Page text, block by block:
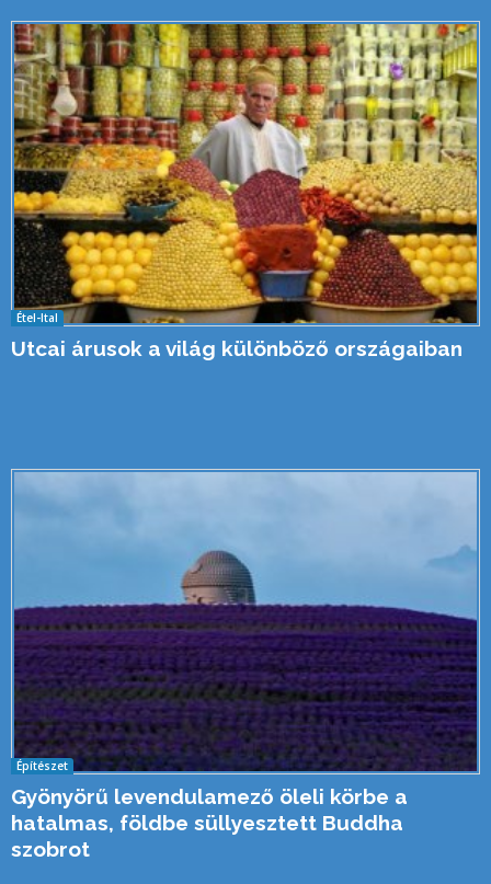
Étel-Ital
Utcai árusok a világ különböző országaiban
Építészet
Gyönyörű levendulamező öleli körbe a
hatalmas, földbe süllyesztett Buddha
szobrot